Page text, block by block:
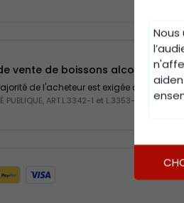
vente de boissons alcooliques
de l'acheteur est exigée au
PUBLIQUE, ART.L.3342-1 et L.3353-3
Nous